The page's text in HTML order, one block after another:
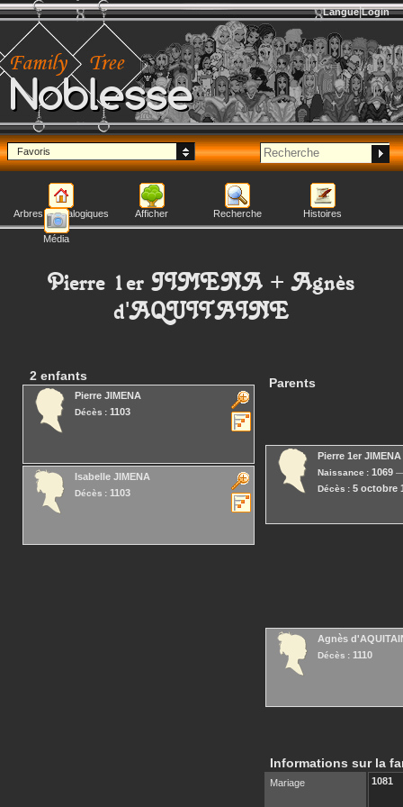
Noblesse
Langue Login
Favoris
Arbres généalogiques Afficher Recherche Histoires
Média
Pierre 1er JIMENA +Agnès
d'AQUITAINE
2 enfants
Pierre JIMENA
Décès : 1103
Isabelle JIMENA
Décès : 1103
Parents
Pierre 1er JIMENA
Naissance : 1069
Décès : 5 octobre
Agnès
Décès : 1110
Informations sur la
Mariage 1081